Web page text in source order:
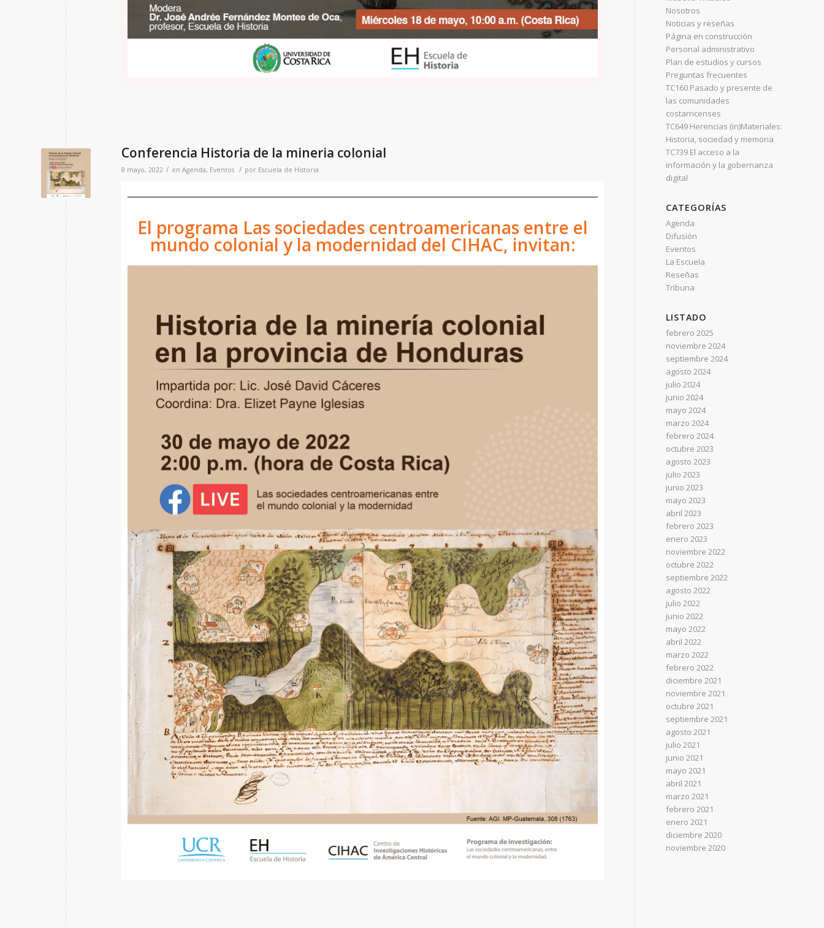
Conferencia Historia de la mineria colonial
8 mayo, 2022 / en Agenda, Eventos / por Escuela de Historia
El programa Las sociedades centroamericanas entre el
mundo colonial y la modernidad del CIHAC, invitan:
Nosotros
Noticias y reseñas
Página en construcción
Personal administrativo
Plan de estudios y cursos
Preguntas frecuentes
TC160 Pasado y presente de
las comunidades
costarricenses
TC649 Herencias (in)Materiales:
Historia, sociedad y memoria
TC739 El acceso a la
información y la gobernanza
digital
CATEGORÍAS
Agenda
Difusión
Eventos
La Escuela
Reseñas
Tribuna
LISTADO
febrero 2025
noviembre 2024
septiembre 2024
agosto 2024
julio 2024
junio 2024
mayo 2024
marzo 2024
febrero 2024
octubre 2023
agosto 2023
julio 2023
junio 2023
mayo 2023
abril 2023
febrero 2023
enero 2023
noviembre 2022
octubre 2022
septiembre 2022
agosto 2022
julio 2022
junio 2022
mayo 2022
abril 2022
marzo 2022
febrero 2022
diciembre 2021
noviembre 2021
octubre 2021
septiembre 2021
agosto 2021
julio 2021
junio 2021
mayo 2021
abril 2021
marzo 2021
febrero 2021
enero 2021
diciembre 2020
noviembre 2020